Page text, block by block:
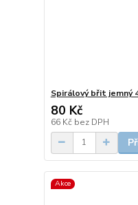
Spirálový břit jemný
80 Kč
66 Kč bez DPH
Akce